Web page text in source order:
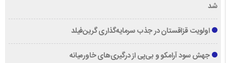
شد
اولویت قزاقستان در جذب سرمایه‌گذاری گرین‌فیلد
جهش سود آرامکو و بی‌پی از درگیری‌های خاورمیانه